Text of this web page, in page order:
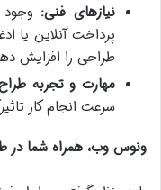
نیازهای فنی:
پرداخت آنلاین یا
طراحی را افزایش
مهارت و تجربه
سرعت انجام کار
ونوس وب، همراه شما در